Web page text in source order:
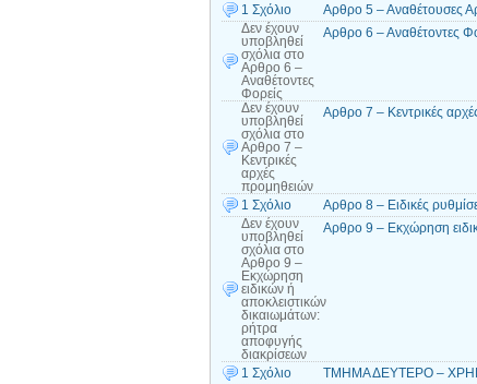
1 Σχόλιο
Αρθρο 5 – Αναθέτουσες
Δεν έχουν
υποβληθεί
σχόλια στο
Αρθρο 6 –
Αναθέτοντες
Φορείς
Αρθρο 6 – Αναθέτοντες
Δεν έχουν
υποβληθεί
σχόλια στο
Αρθρο 7 –
Κεντρικές
αρχές
προμηθειών
Αρθρο 7 – Κεντρικές
1 Σχόλιο
Αρθρο 8 – Ειδικές
Δεν έχουν
υποβληθεί
σχόλια στο
Αρθρο 9 –
Εκχώρηση
ειδικών ή
αποκλειστικών
δικαιωμάτων:
ρήτρα
αποφυγής
διακρίσεων
Αρθρο 9 – Εκχώρηση
1 Σχόλιο
ΤΜΗΜΑ ΔΕΥΤΕΡΟ –